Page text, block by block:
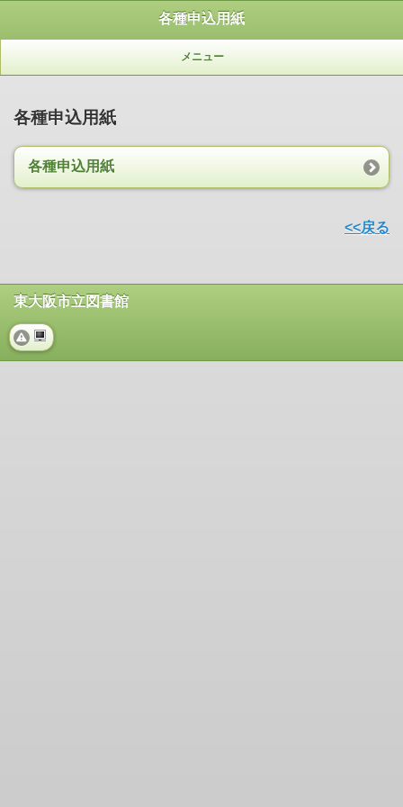
各種申込用紙
メニュー
各種申込用紙
各種申込用紙
<<戻る
東大阪市立図書館